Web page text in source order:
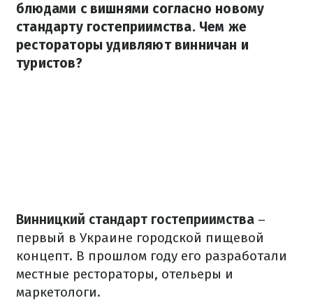
блюдами с вишнями согласно новому
стандарту гостеприимства. Чем же
рестораторы удивляют винничан и
туристов?
Винницкий стандарт гостеприимства –
первый в Украине городской пищевой
концепт. В прошлом году его разработали
местные рестораторы, отельеры и
маркетологи.